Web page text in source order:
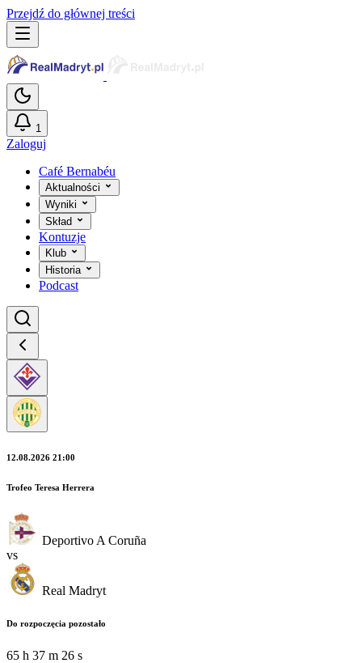
Przejdź do głównej treści
1
Zaloguj
Café Bernabéu
Aktualności
Wyniki
Skład
Kontuzje
Klub
Historia
Podcast
12.08.2026 21:00
Trofeo Teresa Herrera
Deportivo A Coruña
vs
Real Madryt
Do rozpoczęcia pozostało
65 h 37 m 25 s